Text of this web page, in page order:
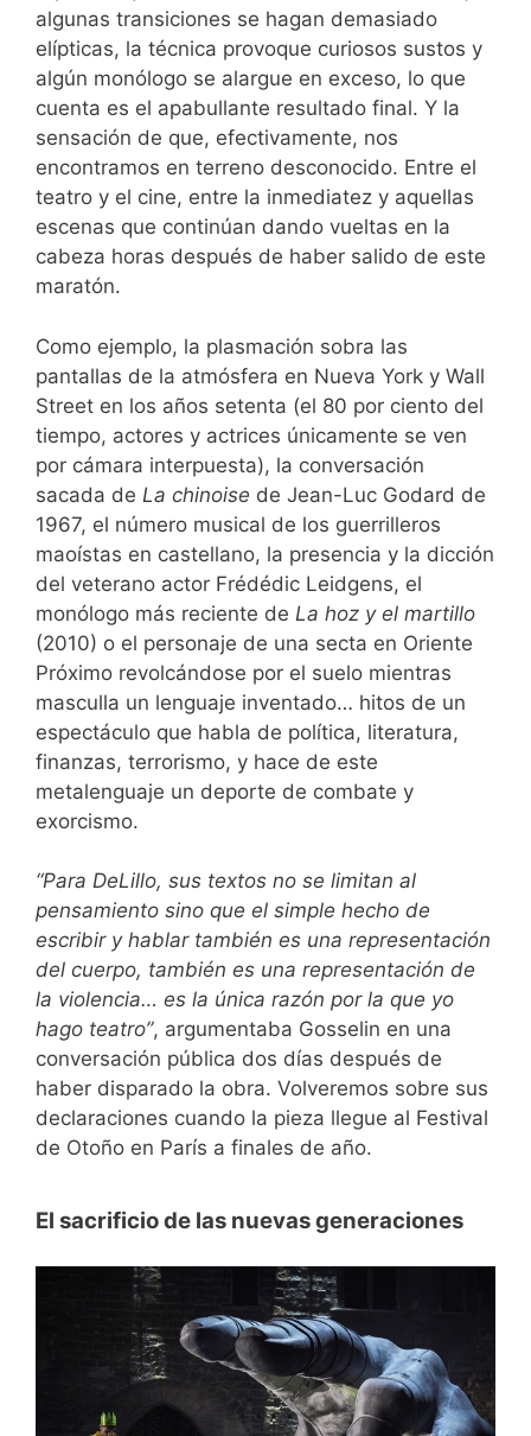
algunas transiciones se hagan demasiado
elípticas, la técnica provoque curiosos sustos y
algún monólogo se alargue en exceso, lo que
cuenta es el apabullante resultado final. Y la
sensación de que, efectivamente, nos
encontramos en terreno desconocido. Entre el
teatro y el cine, entre la inmediatez y aquellas
escenas que continúan dando vueltas en la
cabeza horas después de haber salido de este
maratón.
Como ejemplo, la plasmación sobra las
pantallas de la atmósfera en Nueva York y Wall
Street en los años setenta (el 80 por ciento del
tiempo, actores y actrices únicamente se ven
por cámara interpuesta), la conversación
sacada de La chinoise de Jean-Luc Godard de
1967, el número musical de los guerrilleros
maoístas en castellano, la presencia y la dicción
del veterano actor Frédédic Leidgens, el
monólogo más reciente de La hoz y el martillo
(2010) o el personaje de una secta en Oriente
Próximo revolcándose por el suelo mientras
masculla un lenguaje inventado… hitos de un
espectáculo que habla de política, literatura,
finanzas, terrorismo, y hace de este
metalenguaje un deporte de combate y
exorcismo.
“Para DeLillo, sus textos no se limitan al
pensamiento sino que el simple hecho de
escribir y hablar también es una representación
del cuerpo, también es una representación de
la violencia… es la única razón por la que yo
hago teatro”, argumentaba Gosselin en una
conversación pública dos días después de
haber disparado la obra. Volveremos sobre sus
declaraciones cuando la pieza llegue al Festival
de Otoño en París a finales de año.
El sacrificio de las nuevas generaciones